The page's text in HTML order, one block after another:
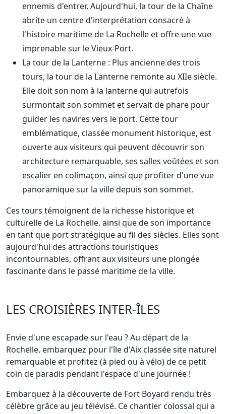
ennemis d'entrer. Aujourd'hui, la tour de la Chaîne
abrite un centre d'interprétation consacré à
l'histoire maritime de La Rochelle et offre une vue
imprenable sur le Vieux-Port.
La tour de la Lanterne : Plus ancienne des trois
tours, la tour de la Lanterne remonte au XIIe siècle.
Elle doit son nom à la lanterne qui autrefois
surmontait son sommet et servait de phare pour
guider les navires vers le port. Cette tour
emblématique, classée monument historique, est
ouverte aux visiteurs qui peuvent découvrir son
architecture remarquable, ses salles voûtées et son
escalier en colimaçon, ainsi que profiter d'une vue
panoramique sur la ville depuis son sommet.
Ces tours témoignent de la richesse historique et
culturelle de La Rochelle, ainsi que de son importance
en tant que port stratégique au fil des siècles. Elles sont
aujourd'hui des attractions touristiques
incontournables, offrant aux visiteurs une plongée
fascinante dans le passé maritime de la ville.
LES CROISIÈRES INTER-ÎLES
Envie d'une escapade sur l'eau ? Au départ de la
Rochelle, embarquez pour l'île d'Aix classée site naturel
remarquable et profitez (à pied ou à vélo) de ce petit
coin de paradis pendant l'espace d'une journée !
Embarquez à la découverte de Fort Boyard rendu très
célèbre grâce au jeu télévisé. Ce chantier colossal qui a